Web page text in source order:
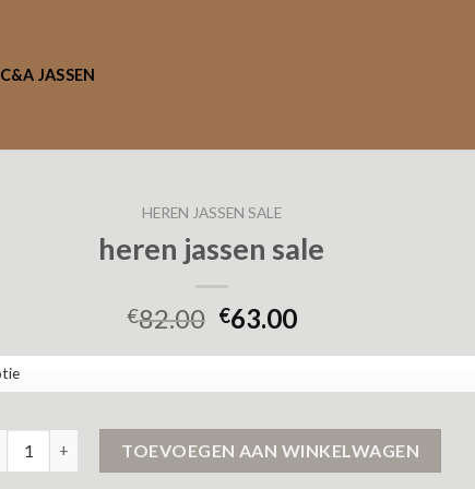
C&A JASSEN
HEREN JASSEN SALE
heren jassen sale
€82.00 €63.00
TOEVOEGEN AAN WINKELWAGEN